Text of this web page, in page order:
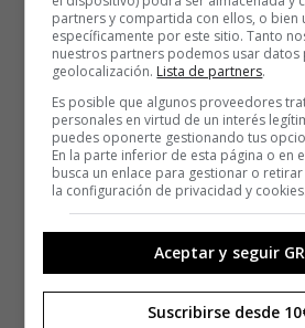
partners y compartida con ellos, o bien
específicamente por este sitio. Tanto
nuestros partners podemos usar datos
geolocalización. Lista de partners.
Es posible que algunos proveedores
personales en virtud de un interés
puedes oponerte gestionando tus
En la parte inferior de esta página o en
busca un enlace para gestionar o
la configuración de privacidad y cookies.
Aceptar y seguir
Suscribirse desde